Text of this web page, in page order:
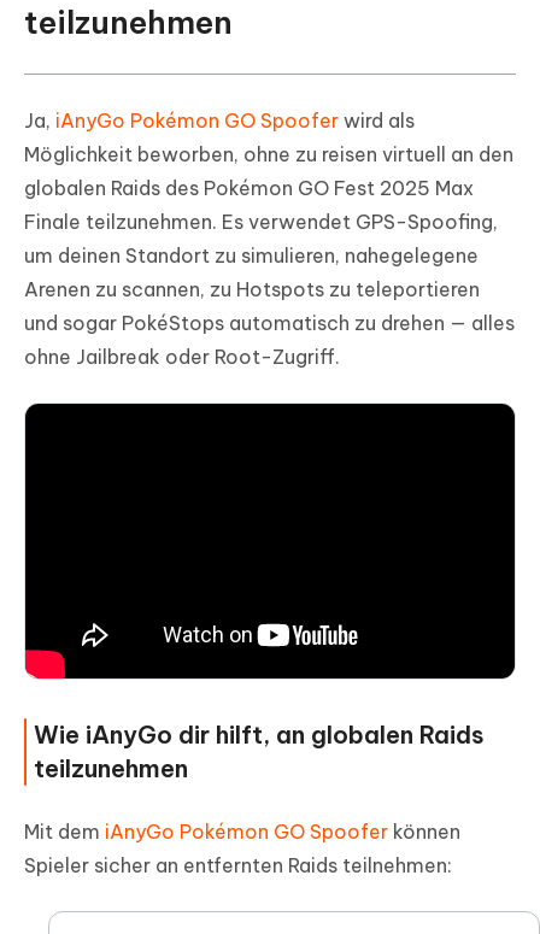
teilzunehmen
Ja, iAnyGo Pokémon GO Spoofer wird als
Möglichkeit beworben, ohne zu reisen virtuell an den
globalen Raids des Pokémon GO Fest 2025 Max
Finale teilzunehmen. Es verwendet GPS-Spoofing,
um deinen Standort zu simulieren, nahegelegene
Arenen zu scannen, zu Hotspots zu teleportieren
und sogar PokéStops automatisch zu drehen — alles
ohne Jailbreak oder Root-Zugriff.
Wie iAnyGo dir hilft, an globalen Raids
teilzunehmen
Mit dem iAnyGo Pokémon GO Spoofer können
Spieler sicher an entfernten Raids teilnehmen: